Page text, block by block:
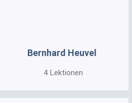
Bernhard Heuvel
4 Lektionen